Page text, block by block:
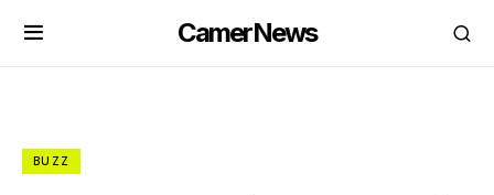
CamerNews
BUZZ